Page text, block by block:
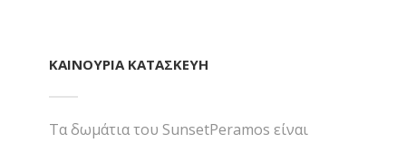
ΚΑΙΝΟΎΡΙΑ ΚΑΤΑΣΚΕΥΉ
Τα δωμάτια του SunsetPeramos είναι